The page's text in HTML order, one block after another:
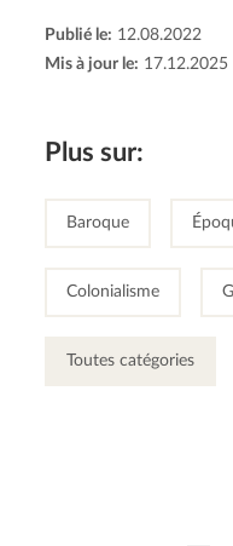
Publié le: 12.08.2022
Mis à jour le: 17.12.2025
Plus sur:
Baroque
Colonialisme
Toutes catégories